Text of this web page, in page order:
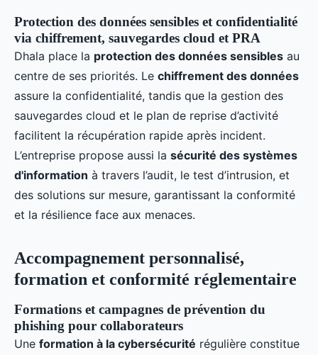
Protection des données sensibles et confidentialité
via chiffrement, sauvegardes cloud et PRA
Dhala place la protection des données sensibles au
centre de ses priorités. Le chiffrement des données
assure la confidentialité, tandis que la gestion des
sauvegardes cloud et le plan de reprise d’activité
facilitent la récupération rapide après incident.
L’entreprise propose aussi la sécurité des systèmes
d'information à travers l’audit, le test d’intrusion, et
des solutions sur mesure, garantissant la conformité
et la résilience face aux menaces.
Accompagnement personnalisé,
formation et conformité réglementaire
Formations et campagnes de prévention du
phishing pour collaborateurs
Une formation à la cybersécurité régulière constitue